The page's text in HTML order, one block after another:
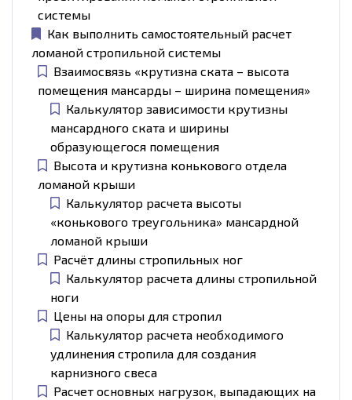
системы
Как выполнить самостоятельный расчет
ломаной стропильной системы
Взаимосвязь «крутизна ската – высота
помещения мансарды – ширина помещения»
Калькулятор зависимости крутизны
мансардного ската и ширины
образующегося помещения
Высота и крутизна конькового отдела
ломаной крыши
Калькулятор расчета высоты
«конькового треугольника» мансардной
ломаной крыши
Расчёт длины стропильных ног
Калькулятор расчета длины стропильной
ноги
Цены на опоры для стропил
Калькулятор расчета необходимого
удлинения стропила для создания
карнизного свеса
Расчет основных нагрузок, выпадающих на